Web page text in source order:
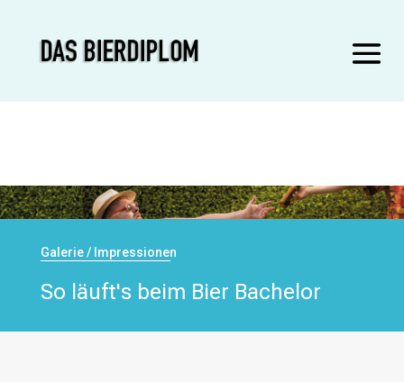
Galerie / Impressionen
So läuft's beim Bier Bachelor